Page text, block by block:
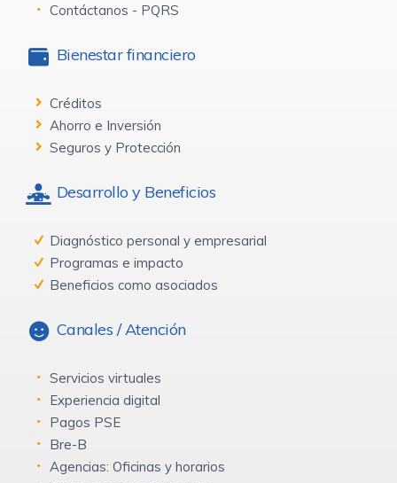
Contáctanos - PQRS
Bienestar financiero
Créditos
Ahorro e Inversión
Seguros y Protección
Desarrollo y Beneficios
Diagnóstico personal y empresarial
Programas e impacto
Beneficios como asociados
Canales / Atención
Servicios virtuales
Experiencia digital
Pagos PSE
Bre-B
Agencias: Oficinas y horarios